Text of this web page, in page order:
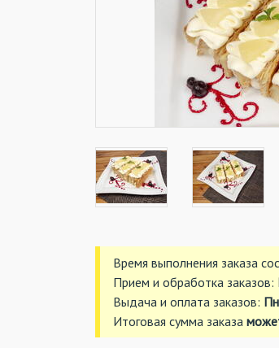
Время выполнения заказа
Прием и обработка заказов:
Выдача и оплата заказов:
Итоговая сумма заказа